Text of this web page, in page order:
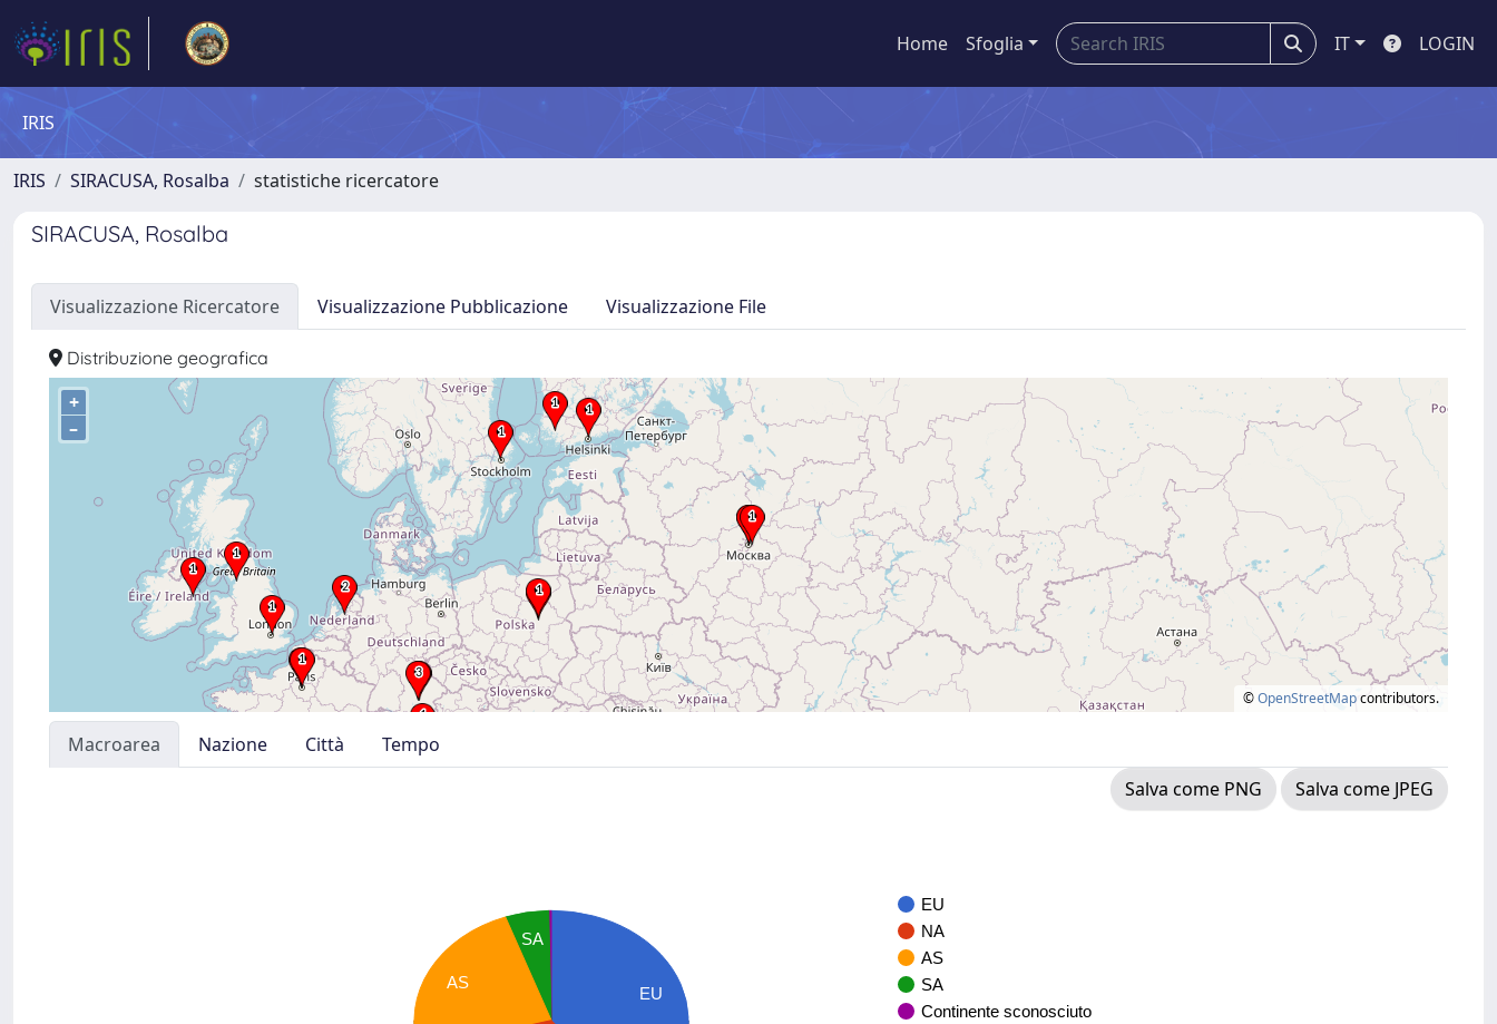
Home Sfoglia IT LOGIN
IRIS
IRIS SIRACUSA, Rosalba statistiche ricercatore
SIRACUSA, Rosalba
Visualizzazione Ricercatore Visualizzazione Pubblicazione Visualizzazione File
Distribuzione geografica
+
–
©OpenStreetMapcontributors.
Macroarea Nazione Città
Tempo
Salva come PNG
Salva come JPEG
EU
NA
AS
SA
Continente sconosciuto
EU
SA
AS